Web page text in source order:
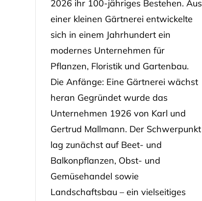
2026 ihr 100-jähriges Bestehen. Aus
einer kleinen Gärtnerei entwickelte
sich in einem Jahrhundert ein
modernes Unternehmen für
Pflanzen, Floristik und Gartenbau.
Die Anfänge: Eine Gärtnerei wächst
heran Gegründet wurde das
Unternehmen 1926 von Karl und
Gertrud Mallmann. Der Schwerpunkt
lag zunächst auf Beet- und
Balkonpflanzen, Obst- und
Gemüsehandel sowie
Landschaftsbau – ein vielseitiges